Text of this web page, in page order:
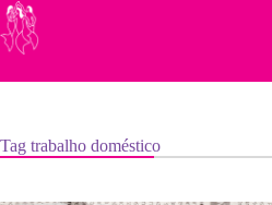
Pular
para
o
Tag trabalho doméstico